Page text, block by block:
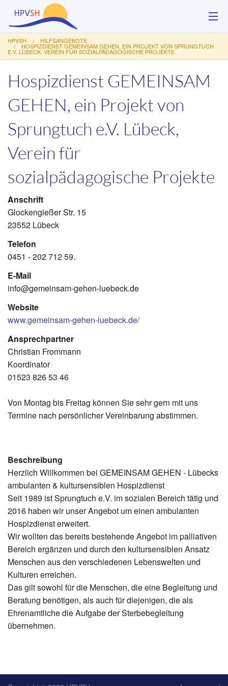
Über uns
HPVSH HILFSANGEBOTE
HOSPIZDIENST GEMEINSAM GEHEN, EIN PROJEKT VON SPRUNGTUCH
E.V. LÜBECK, VEREIN FÜR SOZIALPÄDAGOGISCHE PROJEKTE
Hospizdienst GEMEINSAM
GEHEN, ein Projekt von
Sprungtuch e.V. Lübeck,
Verein für
sozialpädagogische Projekte
Anschrift
Glockengießer Str. 15
23552 Lübeck
Telefon
0451 - 202 712 59.
E-Mail
info@gemeinsam-gehen-luebeck.de
Website
www.gemeinsam-gehen-luebeck.de/
Ansprechpartner
Christian Frommann
Koordinator
01523 826 53 46
Von Montag bis Freitag können Sie sehr gern mit uns
Termine nach persönlicher Vereinbarung abstimmen.
Beschreibung
Herzlich Willkommen bei GEMEINSAM GEHEN - Lübecks
ambulanten & kultursensiblen Hospizdienst
Seit 1989 ist Sprungtuch e.V. im sozialen Bereich tätig und
2016 haben wir unser Angebot um einen ambulanten
Hospizdienst erweitert.
Wir wollten das bereits bestehende Angebot im palliativen
Bereich ergänzen und durch den kultursensiblen Ansatz
Menschen aus den verschiedenen Lebenswelten und
Kulturen erreichen.
Das gilt sowohl für die Menschen, die eine Begleitung und
Beratung benötigen, als auch für diejenigen, die als
Ehrenamtliche die Aufgabe der Sterbebegleitung
übernehmen.